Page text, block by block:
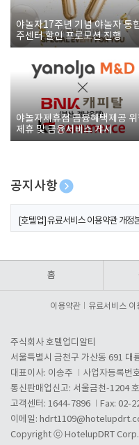
야놀자17주년 기념 야놀자 통
주센터 할인 프로모션 진행
야놀자제휴점 금융혜택제공 위
제휴 및 금융서비스 게시
공지사항
[호텔업] 개인정보 처리방침 개정본1
[호텔업] 유료서비스 이용약관 개정
홈
이용약관 유료서비스 이
주식회사 호텔업디알티
서울특별시 금천구 가산동 691 대
대표이사: 이송주
사업자등록번
통신판매업신고: 서울금천-1204 호
고객센터: 1644-7896
Fax: 02-
이메일:
Copyright ⓒ HotelupDRT